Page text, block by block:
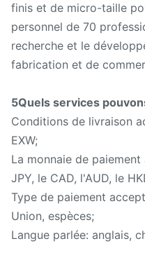
finis et de micro-taille
personnel de 70
recherche et le
fabrication et de
5Quels services
Conditions de livraison
EXW;
La monnaie de
JPY, le CAD, l'AUD, le
Type de paiement
Union, espèces;
Langue parlée: anglais,